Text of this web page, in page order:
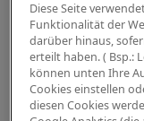
Diese Seite
Funktionalität der
darüber hinaus,
erteilt haben. ( Bsp.:
können unten Ihre
Cookies einstellen
diesen Cookies